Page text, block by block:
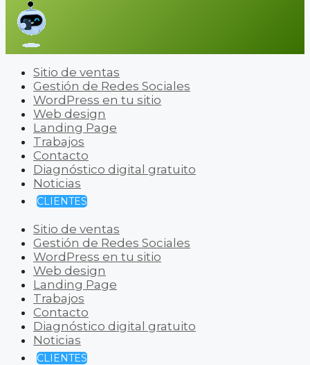
Sitio de ventas
Gestión de Redes Sociales
WordPress en tu sitio
Web design
Landing Page
Trabajos
Contacto
Diagnóstico digital gratuito
Noticias
CLIENTES
Sitio de ventas
Gestión de Redes Sociales
WordPress en tu sitio
Web design
Landing Page
Trabajos
Contacto
Diagnóstico digital gratuito
Noticias
CLIENTES